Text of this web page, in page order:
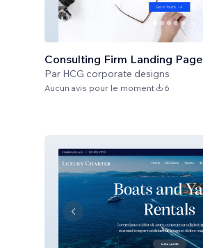
Consulting Firm Landing Page
Par HCG corporate designs
Aucun avis pour le moment 6